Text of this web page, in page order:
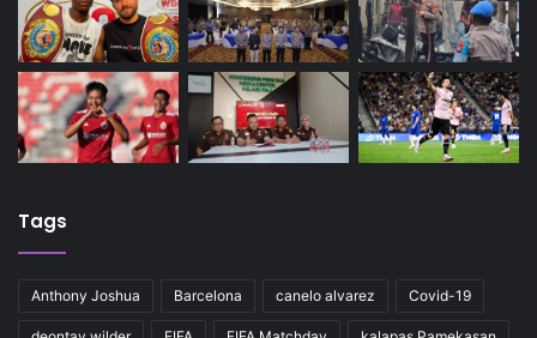
Tags
Anthony Joshua Barcelona canelo alvarez Covid-19